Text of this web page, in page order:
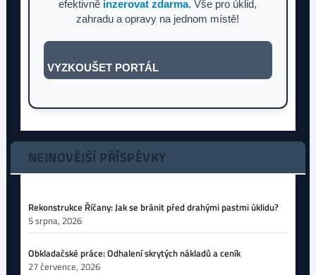
efektivně inzerovat zdarma. Vše pro úklid,
zahradu a opravy na jednom místě!
VYZKOUŠET PORTÁL
NEJNOVĚJŠÍ PŘÍSPĚVKY
Rekonstrukce Říčany: Jak se bránit před drahými pastmi úklidu?
5 srpna, 2026
Obkladačské práce: Odhalení skrytých nákladů a ceník
27 července, 2026